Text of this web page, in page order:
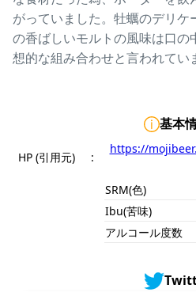
がっていました。牡蠣のデリケ
の香ばしいモルトの風味は口の
想的な組み合わせと言われてい
基本
HP (引用元) :
https://
SRM(色)
Ibu(苦味)
アルコール度数